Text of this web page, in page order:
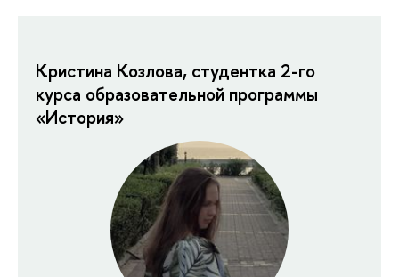
Кристина Козлова, студентка 2-го
курса образовательной программы
«История»